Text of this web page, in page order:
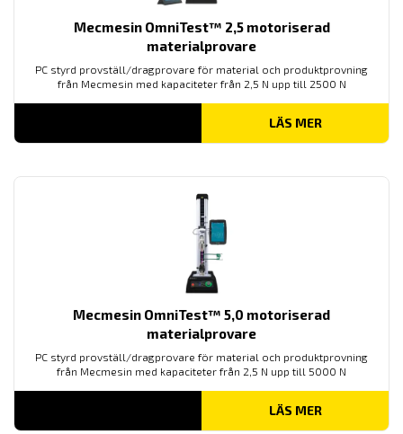
Mecmesin OmniTest™ 2,5 motoriserad
materialprovare
PC styrd provställ/dragprovare för material och produktprovning
från Mecmesin med kapaciteter från 2,5 N upp till 2500 N
LÄS MER
Mecmesin OmniTest™ 5,0 motoriserad
materialprovare
PC styrd provställ/dragprovare för material och produktprovning
från Mecmesin med kapaciteter från 2,5 N upp till 5000 N
LÄS MER